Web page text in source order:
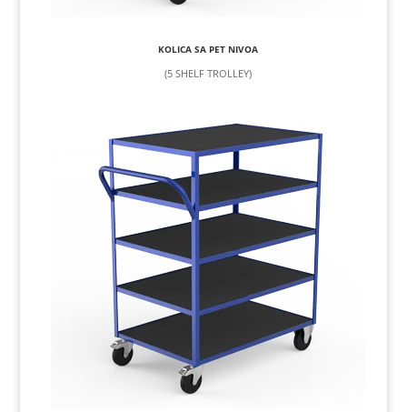
KOLICA SA PET NIVOA
(5 SHELF TROLLEY)